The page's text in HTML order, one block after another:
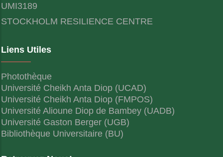
UMI3189
STOCKHOLM RESILIENCE CENTRE
Liens Utiles
Photothèque
Université Cheikh Anta Diop (UCAD)
Université Cheikh Anta Diop (FMPOS)
Université Alioune Diop de Bambey (UADB)
Université Gaston Berger (UGB)
Bibliothèque Universitaire (BU)